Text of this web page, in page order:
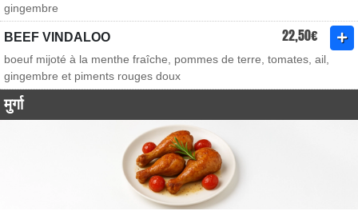
gingembre
BEEF VINDALOO 22,50€
boeuf mijoté à la menthe fraîche, pommes de terre, tomates, ail,
gingembre et piments rouges doux
मुर्गा